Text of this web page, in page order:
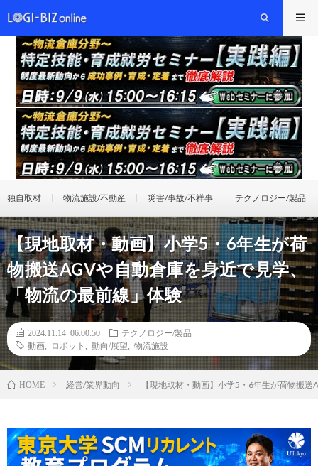
独自取材 物流施設/不動産 災害/事故/不祥事 テクノロジー/製品
【現地取材・動画】小学5・6年生が荷
物搬送AGVや自動倉庫を身近で見学、
「物流の最前線」体験
2024.11.14 06:00:50
テクノロジー/製品
動画
ロボット 動向/展望 物流施設
HOME 経営/業界動向 【現地取材・動画】小学5・6年生が荷物搬